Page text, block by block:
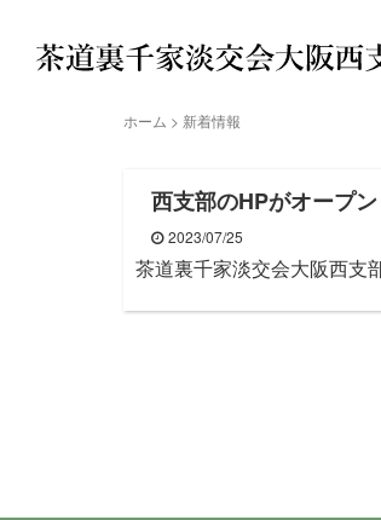
ホーム > 新着情報
西支部のHPがオープン
2023/07/25
茶道裏千家淡交会大阪西支